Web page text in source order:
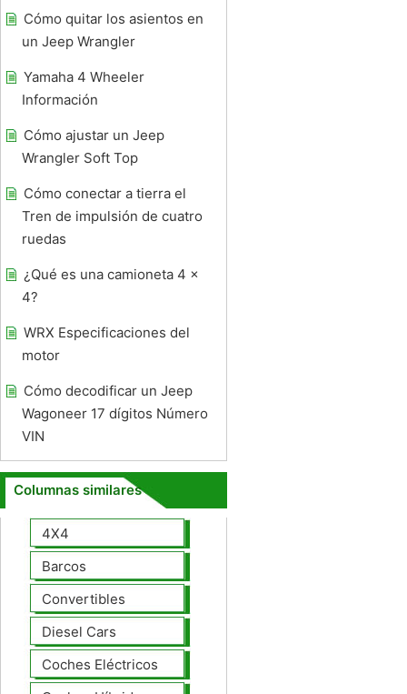
Cómo quitar los asientos en
un Jeep Wrangler
Yamaha 4 Wheeler
Información
Cómo ajustar un Jeep
Wrangler Soft Top
Cómo conectar a tierra el
Tren de impulsión de cuatro
ruedas
¿Qué es una camioneta 4 x
4?
WRX Especificaciones del
motor
Cómo decodificar un Jeep
Wagoneer 17 dígitos Número
VIN
Columnas similares
4X4
Barcos
Convertibles
Diesel Cars
Coches Eléctricos